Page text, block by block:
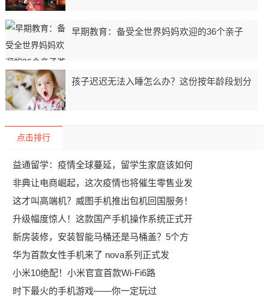
早期教育：备受全世界妈妈欢迎的36个亲子
孩子迟迟无法入睡怎么办？这份按年龄段划分
点击排行
益通留学：疫情全球蔓延，留学生家庭该如何
非典让电商崛起，这次疫情也将催生零售业发
这才叫高端机？威图手机推出包机回国服务！
升级幅度惊人！这款国产手机操作系统正式开
新房装修，安装智能马桶还是马桶盖？5个方
华为首款女性手机来了 nova系列正式发
小米10绝配！小米官宣首款Wi-Fi6路
时下最火的手机游戏——你一定玩过